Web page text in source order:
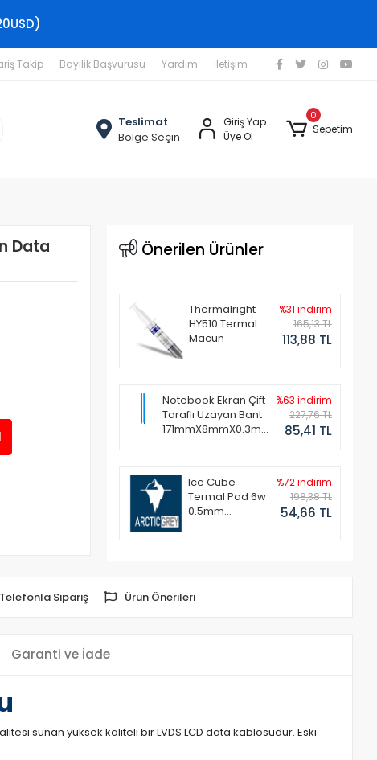
Takip Bayilik Başvurusu Yardım İletişim
Teslimat
Bölge Seçin
Giriş Yap
Üye Ol
0
Sepetim
Data
Önerilen Ürünler
Thermalright
HY510 Termal
Macun
%31 indirim
165,13 TL
113,88 TL
Notebook Ekran Çift
Taraflı Uzayan Bant
171mmX8mmX0.3mm
%63 indirim
227,76 TL
85,41 TL
Ice Cube
Termal Pad 6w
0.5mm
%72 indirim
198,38 TL
54,66 TL
Telefonla Sipariş Ürün Önerileri
Garanti ve İade
sunan yüksek kaliteli bir LVDS LCD data kablosudur. Eski